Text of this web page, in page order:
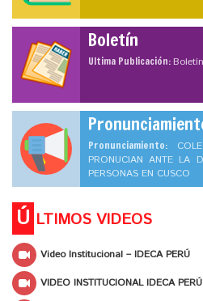
Boletín
Ultima Publicación:
Pronunciamiento:
PRONUCIAN ANTE LA
PERSONAS EN CUSCO
Ú LTIMOS VIDEOS
Video Institucional – IDECA PERÚ
VIDEO INSTITUCIONAL IDECA PERÚ